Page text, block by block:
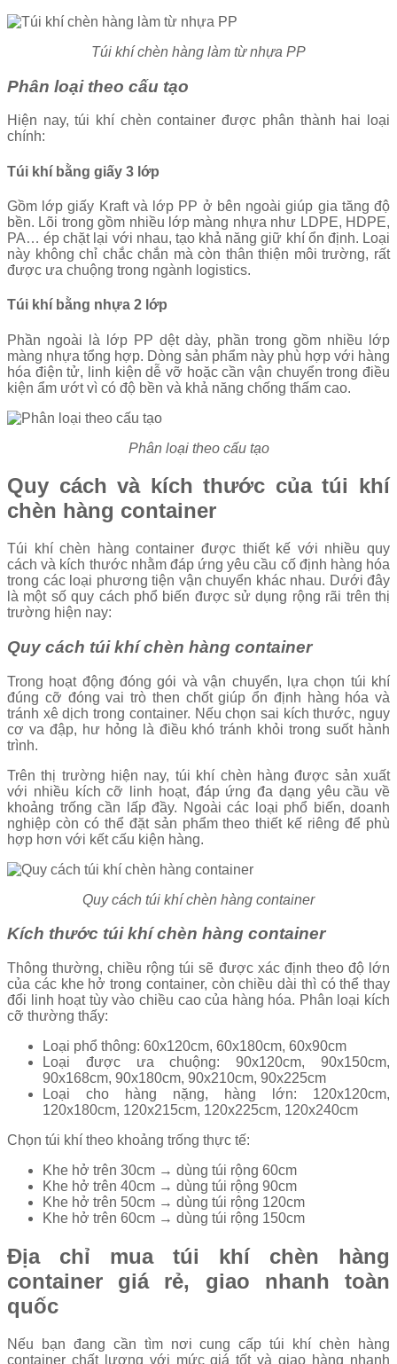
Túi khí chèn hàng làm từ nhựa PP
Phân loại theo cấu tạo
Hiện nay, túi khí chèn container được phân thành hai loại
chính:
Túi khí bằng giấy 3 lớp
Gồm lớp giấy Kraft và lớp PP ở bên ngoài giúp gia tăng độ
bền. Lõi trong gồm nhiều lớp màng nhựa như LDPE, HDPE,
PA… ép chặt lại với nhau, tạo khả năng giữ khí ổn định. Loại
này không chỉ chắc chắn mà còn thân thiện môi trường, rất
được ưa chuộng trong ngành logistics.
Túi khí bằng nhựa 2 lớp
Phần ngoài là lớp PP dệt dày, phần trong gồm nhiều lớp
màng nhựa tổng hợp. Dòng sản phẩm này phù hợp với hàng
hóa điện tử, linh kiện dễ vỡ hoặc cần vận chuyển trong điều
kiện ẩm ướt vì có độ bền và khả năng chống thấm cao.
Phân loại theo cấu tạo
Quy cách và kích thước của túi khí
chèn hàng container
Túi khí chèn hàng container được thiết kế với nhiều quy
cách và kích thước nhằm đáp ứng yêu cầu cố định hàng hóa
trong các loại phương tiện vận chuyển khác nhau. Dưới đây
là một số quy cách phổ biến được sử dụng rộng rãi trên thị
trường hiện nay:
Quy cách túi khí chèn hàng container
Trong hoạt động đóng gói và vận chuyển, lựa chọn túi khí
đúng cỡ đóng vai trò then chốt giúp ổn định hàng hóa và
tránh xê dịch trong container. Nếu chọn sai kích thước, nguy
cơ va đập, hư hỏng là điều khó tránh khỏi trong suốt hành
trình.
Trên thị trường hiện nay, túi khí chèn hàng được sản xuất
với nhiều kích cỡ linh hoạt, đáp ứng đa dạng yêu cầu về
khoảng trống cần lấp đầy. Ngoài các loại phổ biến, doanh
nghiệp còn có thể đặt sản phẩm theo thiết kế riêng để phù
hợp hơn với kết cấu kiện hàng.
Quy cách túi khí chèn hàng container
Kích thước túi khí chèn hàng container
Thông thường, chiều rộng túi sẽ được xác định theo độ lớn
của các khe hở trong container, còn chiều dài thì có thể thay
đổi linh hoạt tùy vào chiều cao của hàng hóa. Phân loại kích
cỡ thường thấy:
Loại phổ thông: 60x120cm, 60x180cm, 60x90cm
Loại được ưa chuộng: 90x120cm, 90x150cm,
90x168cm, 90x180cm, 90x210cm, 90x225cm
Loại cho hàng nặng, hàng lớn: 120x120cm,
120x180cm, 120x215cm, 120x225cm, 120x240cm
Chọn túi khí theo khoảng trống thực tế:
Khe hở trên 30cm → dùng túi rộng 60cm
Khe hở trên 40cm → dùng túi rộng 90cm
Khe hở trên 50cm → dùng túi rộng 120cm
Khe hở trên 60cm → dùng túi rộng 150cm
Địa chỉ mua túi khí chèn hàng
container giá rẻ, giao nhanh toàn
quốc
Nếu bạn đang cần tìm nơi cung cấp túi khí chèn hàng
container chất lượng với mức giá tốt và giao hàng nhanh